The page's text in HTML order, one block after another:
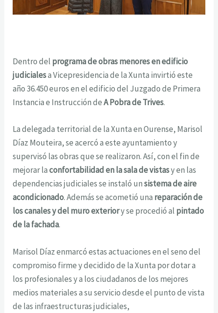
Dentro del programa de obras menores en edificio
judicialesa Vicepresidencia de la Xunta invirtió este
año 36.450 euros en el edificio del Juzgado de Primera
Instancia e Instrucción deA Pobra de Trives.
La delegada territorial de la Xunta en Ourense, Marisol
Díaz Mouteira, se acercó a este ayuntamiento y
supervisó las obras que se realizaron. Así, con el fin de
mejorar laconfortabilidad en la sala de vistasy en las
dependencias judiciales se instaló unsistema de aire
acondicionado. Además se acometió una reparación de
los canales y del muro exteriory se procedió al pintado
de la fachada.
Marisol Díaz enmarcó estas actuaciones en el seno del
compromiso firme y decidido de la Xunta por dotar a
los profesionales y a los ciudadanos de los mejores
medios materiales a su servicio desde el punto de vista
de las infraestructuras judiciales,